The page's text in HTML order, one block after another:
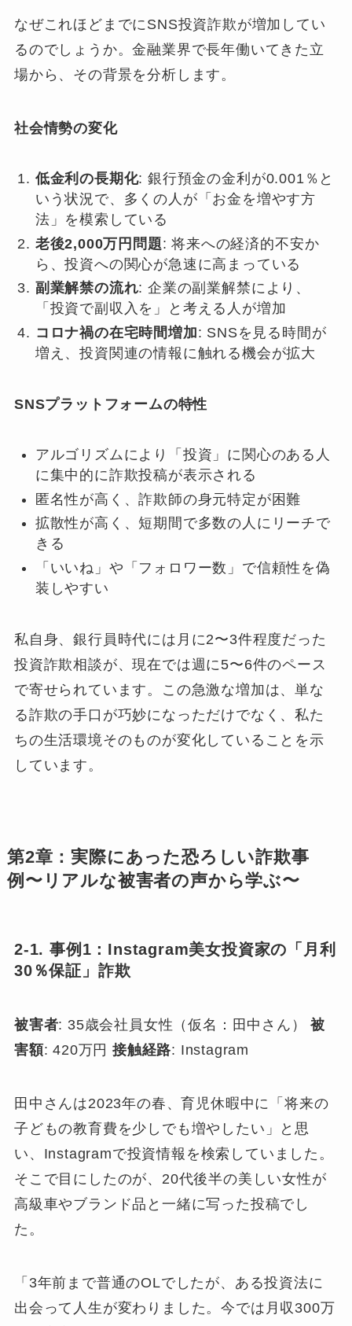
なぜこれほどまでにSNS投資詐欺が増加してい
るのでしょうか。金融業界で長年働いてきた立
場から、その背景を分析します。
社会情勢の変化
低金利の長期化: 銀行預金の金利が0.001％と
いう状況で、多くの人が「お金を増やす方
法」を模索している
老後2,000万円問題: 将来への経済的不安か
ら、投資への関心が急速に高まっている
副業解禁の流れ: 企業の副業解禁により、
「投資で副収入を」と考える人が増加
コロナ禍の在宅時間増加: SNSを見る時間が
増え、投資関連の情報に触れる機会が拡大
SNSプラットフォームの特性
アルゴリズムにより「投資」に関心のある人
に集中的に詐欺投稿が表示される
匿名性が高く、詐欺師の身元特定が困難
拡散性が高く、短期間で多数の人にリーチで
きる
「いいね」や「フォロワー数」で信頼性を偽
装しやすい
私自身、銀行員時代には月に2〜3件程度だった
投資詐欺相談が、現在では週に5〜6件のペース
で寄せられています。この急激な増加は、単な
る詐欺の手口が巧妙になっただけでなく、私た
ちの生活環境そのものが変化していることを示
しています。
第2章：実際にあった恐ろしい詐欺事
例〜リアルな被害者の声から学ぶ〜
2-1. 事例1：Instagram美女投資家の「月利
30％保証」詐欺
被害者: 35歳会社員女性（仮名：田中さん）被
害額: 420万円 接触経路: Instagram
田中さんは2023年の春、育児休暇中に「将来の
子どもの教育費を少しでも増やしたい」と思
い、Instagramで投資情報を検索していました。
そこで目にしたのが、20代後半の美しい女性が
高級車やブランド品と一緒に写った投稿でし
た。
「3年前まで普通のOLでしたが、ある投資法に
出会って人生が変わりました。今では月収300万